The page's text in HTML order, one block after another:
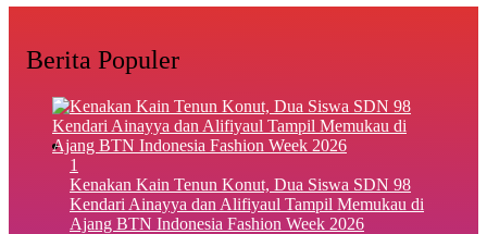
Berita Populer
1
‎Kenakan Kain Tenun Konut, Dua Siswa SDN 98
Kendari Ainayya dan Alifiyaul Tampil Memukau di
Ajang BTN Indonesia Fashion Week 2026